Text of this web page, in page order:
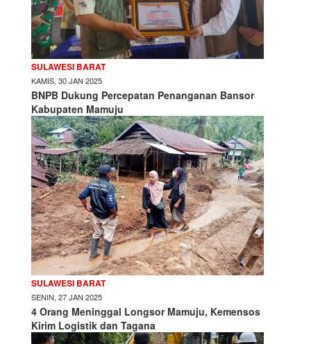
SULAWESI BARAT
KAMIS, 30 JAN 2025
BNPB Dukung Percepatan Penanganan Bansor
Kabupaten Mamuju
SULAWESI BARAT
SENIN, 27 JAN 2025
4 Orang Meninggal Longsor Mamuju, Kemensos
Kirim Logistik dan Tagana